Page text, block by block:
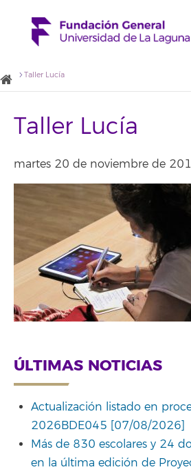
Taller Lucía
Taller Lucía
martes 20 de noviembre de
ÚLTIMAS NOTICIAS
Actualización listado en
2026BDE045 [07/08/2026]
Más de 830 escolares y 24
en la última edición de